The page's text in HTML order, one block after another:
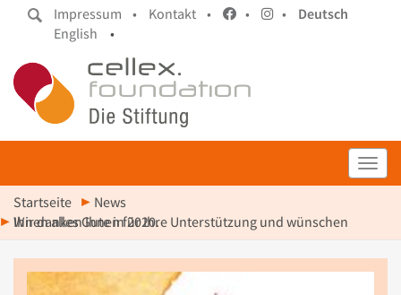
Impressum • Kontakt • • •
Deutsch
English
•
Startseite
News
Wir danken Ihnen für Ihre Unterstützung und wünschen Ihnen alles Gute in 2020.